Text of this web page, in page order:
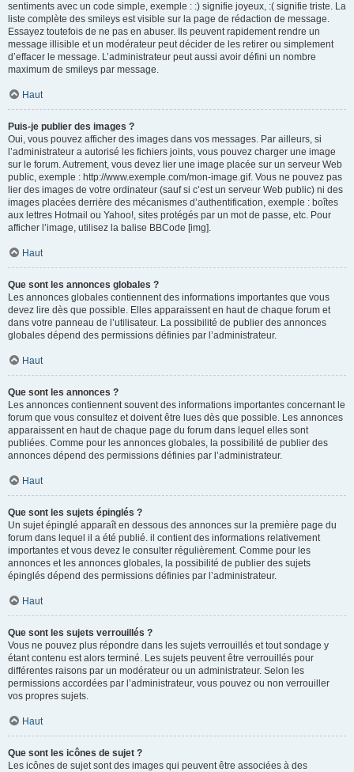
sentiments avec un code simple, exemple : :) signifie joyeux, :( signifie triste. La
liste complète des smileys est visible sur la page de rédaction de message.
Essayez toutefois de ne pas en abuser. Ils peuvent rapidement rendre un
message illisible et un modérateur peut décider de les retirer ou simplement
d’effacer le message. L’administrateur peut aussi avoir défini un nombre
maximum de smileys par message.
Haut
Puis-je publier des images ?
Oui, vous pouvez afficher des images dans vos messages. Par ailleurs, si
l’administrateur a autorisé les fichiers joints, vous pouvez charger une image
sur le forum. Autrement, vous devez lier une image placée sur un serveur Web
public, exemple : http://www.exemple.com/mon-image.gif. Vous ne pouvez pas
lier des images de votre ordinateur (sauf si c’est un serveur Web public) ni des
images placées derrière des mécanismes d’authentification, exemple : boîtes
aux lettres Hotmail ou Yahoo!, sites protégés par un mot de passe, etc. Pour
afficher l’image, utilisez la balise BBCode [img].
Haut
Que sont les annonces globales ?
Les annonces globales contiennent des informations importantes que vous
devez lire dès que possible. Elles apparaissent en haut de chaque forum et
dans votre panneau de l’utilisateur. La possibilité de publier des annonces
globales dépend des permissions définies par l’administrateur.
Haut
Que sont les annonces ?
Les annonces contiennent souvent des informations importantes concernant le
forum que vous consultez et doivent être lues dès que possible. Les annonces
apparaissent en haut de chaque page du forum dans lequel elles sont
publiées. Comme pour les annonces globales, la possibilité de publier des
annonces dépend des permissions définies par l’administrateur.
Haut
Que sont les sujets épinglés ?
Un sujet épinglé apparaît en dessous des annonces sur la première page du
forum dans lequel il a été publié. il contient des informations relativement
importantes et vous devez le consulter régulièrement. Comme pour les
annonces et les annonces globales, la possibilité de publier des sujets
épinglés dépend des permissions définies par l’administrateur.
Haut
Que sont les sujets verrouillés ?
Vous ne pouvez plus répondre dans les sujets verrouillés et tout sondage y
étant contenu est alors terminé. Les sujets peuvent être verrouillés pour
différentes raisons par un modérateur ou un administrateur. Selon les
permissions accordées par l’administrateur, vous pouvez ou non verrouiller
vos propres sujets.
Haut
Que sont les icônes de sujet ?
Les icônes de sujet sont des images qui peuvent être associées à des